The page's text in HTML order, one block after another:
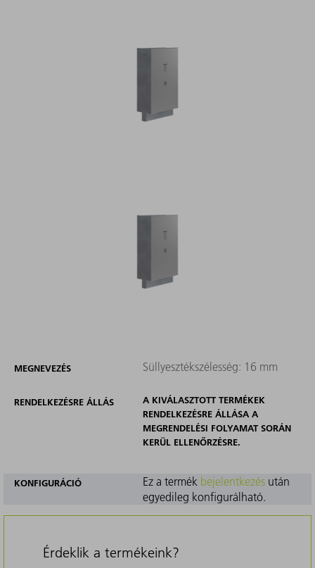
MEGNEVEZÉS Süllyesztékszélesség: 16 mm
RENDELKEZÉSRE ÁLLÁS
A KIVÁLASZTOTT TERMÉKEK
RENDELKEZÉSRE ÁLLÁSA A
MEGRENDELÉSI FOLYAMAT SORÁN
KERÜL ELLENŐRZÉSRE.
KONFIGURÁCIÓ Ez a termék bejelentkezésután
egyedileg konfigurálható.
Érdeklik a termékeink?